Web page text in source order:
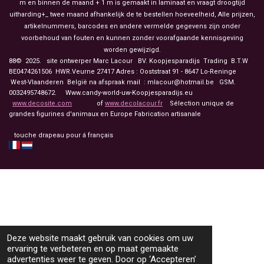
Deze website maakt gebruik van cookies om uw
ervaring te verbeteren en op maat gemaakte
advertenties weer te geven. Door op ‘Accepteren’
m en binnen de maand + 1 m is gemaakt in laminaat en vraagt droogtijd
uitharding+_ twee maand afhankelijk de te bestellen hoeveelheid, Alle prijzen,
artikelnummers, barcodes en andere vermelde gegevens zijn onder
voorbehoud van fouten en kunnen zonder voorafgaande kennisgeving
worden gewijzigd.
88© 2025. site ontwerper Marc Lacour BV. Koopjesparadijs Trading
B.T.W
BE0474261506 HWR.Veurne 27417 Adres : Ooststraat 91 - 8647 Lo-Reninge
West-Vlaanderen België na afspraak mail : mlacour@hotmail.be GSM.
0032495748672. Www.candy-world-uw-Koopjesparadijs.eu
www.decosite.com of www.decolacour.fr Sélection unique de
grandes figurines d'animaux en Europe Fabrication artisanale
touche drapeau pour á français